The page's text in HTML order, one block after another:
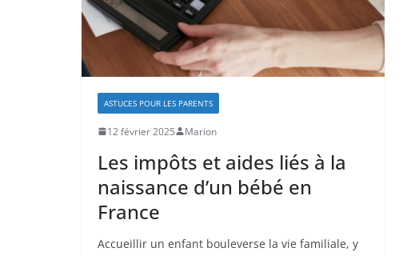
ASTUCES POUR LES PARENTS
12 février 2025 Marion
Les impôts et aides liés à la
naissance d’un bébé en
France
Accueillir un enfant bouleverse la vie familiale, y